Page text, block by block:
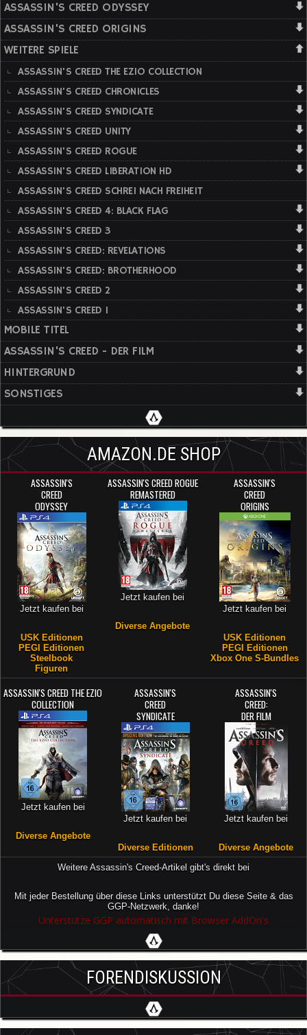
ASSASSIN'S CREED ODYSSEY
ASSASSIN'S CREED ORIGINS
WEITERE SPIELE
ASSASSIN'S CREED THE EZIO COLLECTION
ASSASSIN'S CREED CHRONICLES
ASSASSIN'S CREED SYNDICATE
ASSASSIN'S CREED UNITY
ASSASSIN'S CREED ROGUE
ASSASSIN'S CREED LIBERATION HD
ASSASSIN'S CREED SCHREI NACH FREIHEIT
ASSASSIN'S CREED 4: BLACK FLAG
ASSASSIN'S CREED 3
ASSASSIN'S CREED: REVELATIONS
ASSASSIN'S CREED: BROTHERHOOD
ASSASSIN'S CREED 2
ASSASSIN'S CREED 1
MOBILE TITEL
ASSASSIN'S CREED - DER FILM
HINTERGRUND
SONSTIGES
AMAZON.DE SHOP
ASSASSIN'S
CREED
ODYSSEY
Jetzt kaufen bei
USK Editionen
PEGI Editionen
Steelbook
Figuren
ASSASSIN'S CREED ROGUE
REMASTERED
Jetzt kaufen bei
Diverse Angebote
ASSASSIN'S
CREED
ORIGINS
Jetzt kaufen bei
USK Editionen
PEGI Editionen
Xbox One S-Bundles
ASSASSIN'S CREED THE EZIO
COLLECTION
Jetzt kaufen bei
Diverse Angebote
ASSASSIN'S
CREED
SYNDICATE
Jetzt kaufen bei
Diverse Editionen
ASSASSIN'S
CREED:
DER FILM
Jetzt kaufen bei
Diverse Angebote
Weitere Assassin's Creed-Artikel gibt's direkt bei
Mit jeder Bestellung über diese Links unterstützt Du diese Seite & das
GGP-Netzwerk, danke!
Unterstütze GGP automatisch mit Browser AddOn's
FORENDISKUSSION